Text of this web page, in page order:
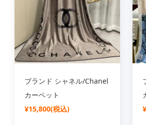
ブランド シャネル/Chanel
カーペット
¥15,800(税込)